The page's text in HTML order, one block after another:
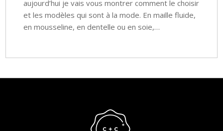
aujourd’hui je vais vous montrer comment le choisir
et les modèles qui sont à la mode. En maille fluide,
en mousseline, en dentelle ou en soie,…